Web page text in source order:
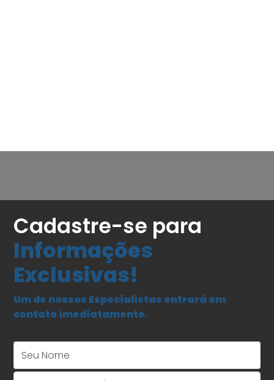
Cadastre-se para
Informações
Exclusivas!
Um de nossos Especialistas entrará em
contato imediatamente.